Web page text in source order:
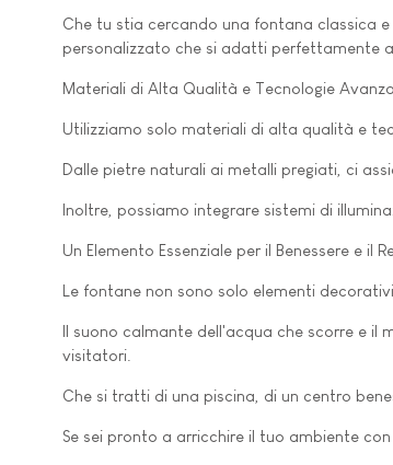
Che tu stia cercando una fontana classica
personalizzato che si adatti perfettamente
Materiali di Alta Qualità e Tecnologie
Utilizziamo solo materiali di alta qualità e
Dalle pietre naturali ai metalli pregiati, ci
Inoltre, possiamo integrare sistemi di
Un Elemento Essenziale per il Benessere e il
Le fontane non sono solo elementi
Il suono calmante dell'acqua che scorre e
visitatori.
Che si tratti di una piscina, di un centro
Se sei pronto a arricchire il tuo ambiente